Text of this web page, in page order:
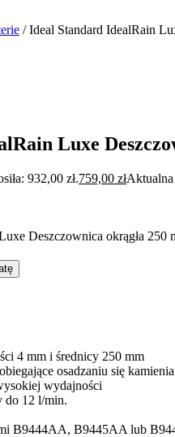
/ Ideal Standard IdealRain
Luxe
932,00 zł.759,00 złAktualna
Deszczownica okrągła 250
4 mm i średnicy 250 mm
osadzaniu się kamienia
wydajności
do 12 l/min.
B9444AA, B9445AA lub